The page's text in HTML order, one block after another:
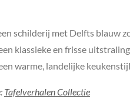
schilderij met Delfts blauw
klassieke en frisse
warme, landelijke keukenstijl.
Tafelverhalen Collectie